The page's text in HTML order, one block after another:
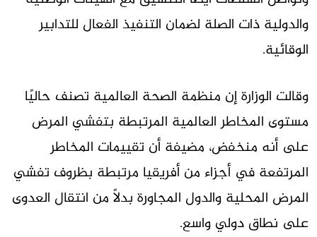
والدولية ذات الصلة لضمان التنفيذ الفعال للتدابير
الوقائية.
وقالت الوزارة إن منظمة الصحة العالمية تصنف حاليًا
مستوى المخاطر العالمية المرتبطة بتفشي المرض
على أنه منخفض، مضيفة أن تقييمات المخاطر
المرتفعة في أجزاء من أفريقيا مرتبطة بظروف تفشي
المرض المحلية والدول المجاورة بدلاً من انتقال العدوى
على نطاق دولي واسع.